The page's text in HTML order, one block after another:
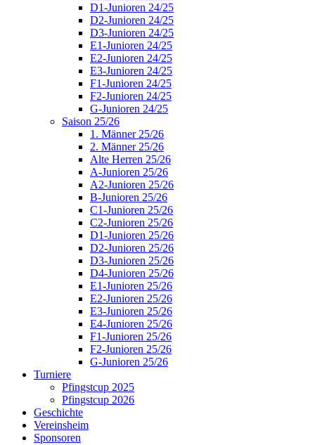
D1-Junioren 24/25
D2-Junioren 24/25
D3-Junioren 24/25
E1-Junioren 24/25
E2-Junioren 24/25
E3-Junioren 24/25
F1-Junioren 24/25
F2-Junioren 24/25
G-Junioren 24/25
Saison 25/26
1. Männer 25/26
2. Männer 25/26
Alte Herren 25/26
A-Junioren 25/26
A2-Junioren 25/26
B-Junioren 25/26
C1-Junioren 25/26
C2-Junioren 25/26
D1-Junioren 25/26
D2-Junioren 25/26
D3-Junioren 25/26
D4-Junioren 25/26
E1-Junioren 25/26
E2-Junioren 25/26
E3-Junioren 25/26
E4-Junioren 25/26
F1-Junioren 25/26
F2-Junioren 25/26
G-Junioren 25/26
Turniere
Pfingstcup 2025
Pfingstcup 2026
Geschichte
Vereinsheim
Sponsoren